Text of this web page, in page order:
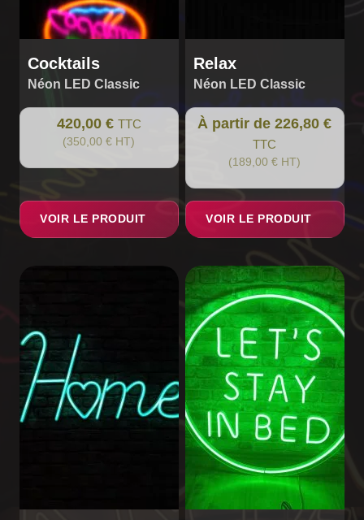
Cocktails
Néon LED Classic
420,00 € TTC
(350,00 € HT)
VOIR LE PRODUIT
Relax
Néon LED Classic
À partir de 226,80 €
TTC
(189,00 € HT)
VOIR LE PRODUIT
page
du
produit
plusieurs
variations.
Les
options
peuvent
page